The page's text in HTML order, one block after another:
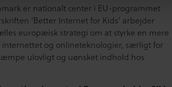
er nationalt center i EU-programmet
’Better Internet for Kids’ arbejder
europæisk strategi om at styrke en mere
internettet og onlineteknologier, særligt for
ulovligt og uønsket indhold hos